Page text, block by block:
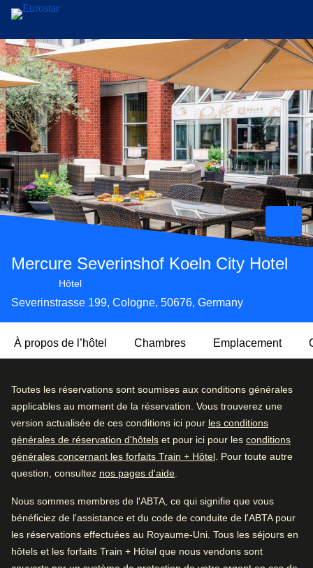
Aller au contenu principal
Mercure Severinshof Koeln City Hotel
Hôtel 4 étoiles
Hôtel
Severinstrasse 199, Cologne, 50676, Germany
À propos de l’hôtel Chambres Emplacement
Niché dans le quartier animé d'Altstadt-Süd à Cologne,
l'hôtel Mercure Severinshof Koeln City propose un séjour
contemporain et accueillant à quelques minutes seulement
des principales attractions de la ville, notamment le musée
du chocolat et la magnifique cathédrale de Cologne.
Cet élégant hôtel quatre étoiles propose des chambres
modernes et climatisées avec connexion Wi-Fi gratuite,
fenêtres insonorisées et équipements bien pensés pour
votre confort, que vous soyez en voyage d'affaires ou
d'agrément. Les clients peuvent profiter chaque matin d'un
copieux petit-déjeuner buffet et déguster un mélange de
Avis des utilisatrices et utilisateurs, 4.4 sur 5, Excellent
4.4/5 Excellent
6407 commentaires vérifiés
Détail des commentaires
Excellent
Très bien
Bien 6%
Moyen
Toutes les réservations sont soumises aux conditions générales
applicables au moment de la réservation. Vous trouverez une
version actualisée de ces conditions ici pour les conditions
générales de réservation d'hôtels et pour ici pour les conditions
générales concernant les forfaits Train + Hôtel . Pour toute autre
question, consultez nos pages d'aide
Nous sommes membres de l'ABTA, ce qui signifie que vous
bénéficiez de l'assistance et du code de conduite de l'ABTA pour
les réservations effectuées au Royaume-Uni. Tous les séjours en
hôtels et les forfaits Train + Hôtel que nous vendons sont